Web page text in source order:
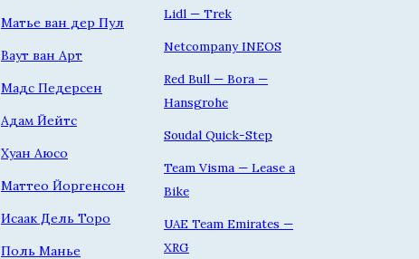
Матье ван дер Пул
Ваут ван Арт
Мадс Педерсен
Адам Йейтс
Хуан Аюсо
Маттео Йоргенсон
Исаак Дель Торо
Поль Манье
Lidl — Trek
Netcompany INEOS
Red Bull — Bora —
Hansgrohe
Soudal Quick-Step
Team Visma — Lease a
Bike
UAE Team Emirates —
XRG